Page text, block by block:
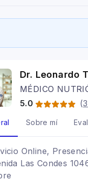
Dr. Leonardo
MÉDICO
5.0
(
Sobre mí
Online,
Las Condes